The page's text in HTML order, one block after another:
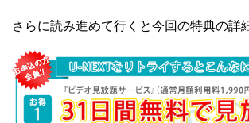
さらに読み進めて行くと今回の特典の詳